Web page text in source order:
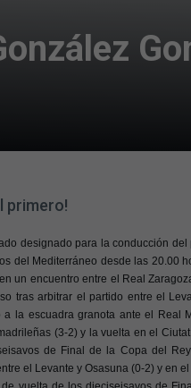
primero!
designado para la conducción
del Mediterráneo desde las 20.00
un encuentro entre el Real
tras arbitrar el partido entre el
la escuadra granota ante el Real
(3-2) y la vuelta en el
de Final de la Copa del
el Levante y Osasuna (0-2) y en